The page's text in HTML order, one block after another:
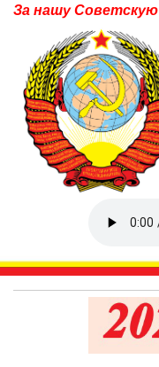
За нашу